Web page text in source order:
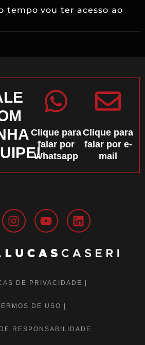
tempo vou ter acesso ao
Clique para
falar por
Whatsapp
Clique para
falar por e-
mail
DE PRIVACIDADE |
DE USO |
RESPONSABILIDADE